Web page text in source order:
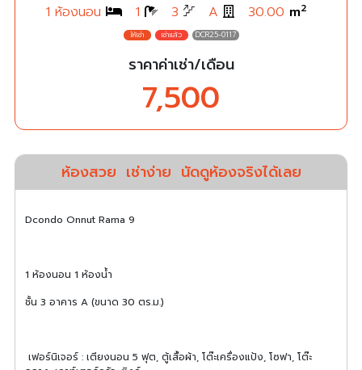
1 ห้องนอน 1 3 A 30.00 m2
DCR25-0117
ราคาค่าเช่า/เดือน
7,500
ห้องสวย เช่าง่าย นัดดูห้องจริงได้เลย
Dcondo Onnut Rama 9
1 ห้องนอน 1 ห้องน้ำ
ชั้น 3 อาคาร A (ขนาด 30 ตร.ม.)
เฟอร์นิเจอร์ : เตียงนอน 5 ฟุต, ตู้เสื้อผ้า, โต๊ะเครื่องแป้ง, โซฟา, โต๊ะ